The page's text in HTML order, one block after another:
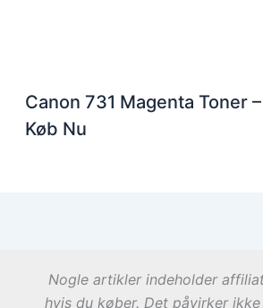
Canon 731 Magenta Toner
Køb Nu
Nogle artikler indeholder
hvis du køber. Det påvirker